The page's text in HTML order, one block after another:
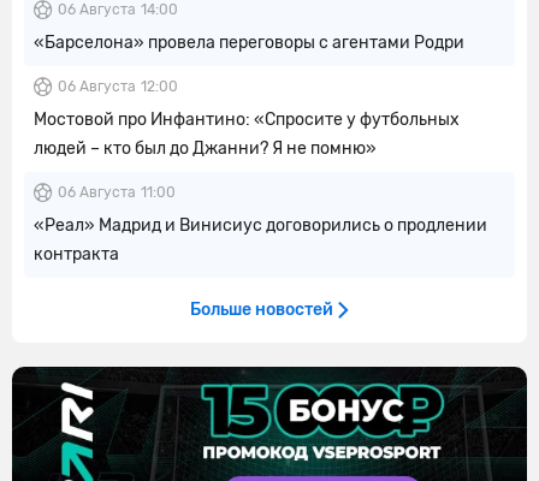
06 Августа 14:00
«Барселона» провела переговоры с агентами Родри
06 Августа 12:00
Мостовой про Инфантино: «Спросите у футбольных
людей – кто был до Джанни? Я не помню»
06 Августа 11:00
«Реал» Мадрид и Винисиус договорились о продлении
контракта
Больше новостей